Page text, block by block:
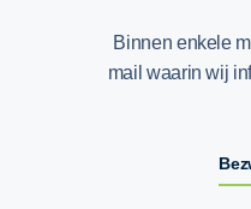
Binnen enkele
mail waarin wij